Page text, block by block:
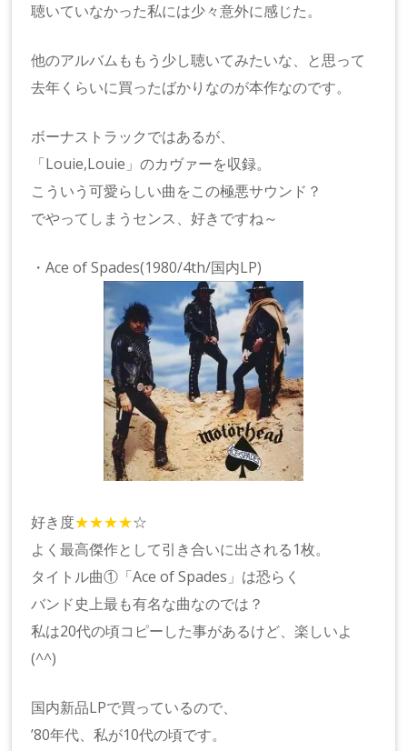
聴いていなかった私には少々意外に感じた。
他のアルバムももう少し聴いてみたいな、と思って
去年くらいに買ったばかりなのが本作なのです。
ボーナストラックではあるが、
「Louie,Louie」のカヴァーを収録。
こういう可愛らしい曲をこの極悪サウンド？
でやってしまうセンス、好きですね～
・Ace of Spades(1980/4th/国内LP)
好き度★★★★☆
よく最高傑作として引き合いに出される1枚。
タイトル曲①「Ace of Spades」は恐らく
バンド史上最も有名な曲なのでは？
私は20代の頃コピーした事があるけど、楽しいよ
(^^)
国内新品LPで買っているので、
’80年代、私が10代の頃です。